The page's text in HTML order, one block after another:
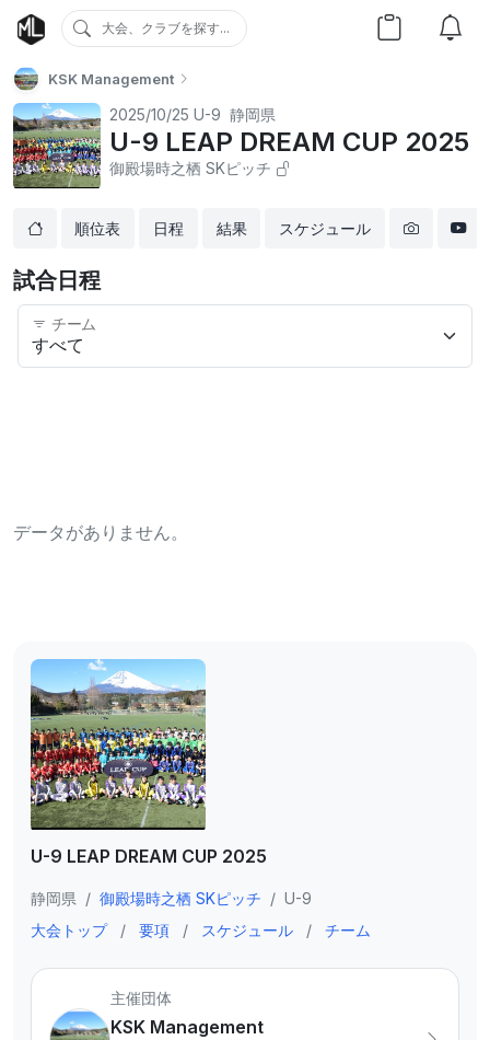
大会、クラブを探す...
KSK Management
2025/10/25 U-9 静岡県
U-9 LEAP DREAM CUP 2025
御殿場時之栖 SKピッチ
順位表 日程 結果 スケジュール
試合日程
チーム
データがありません。
U-9 LEAP DREAM CUP 2025
静岡県 / 御殿場時之栖 SKピッチ / U-9
大会トップ
/ 要項 / スケジュール / チーム
主催団体
KSK Management